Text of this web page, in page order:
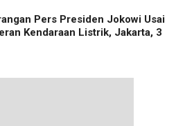
Pers Presiden Jokowi Usai
Kendaraan Listrik, Jakarta, 3